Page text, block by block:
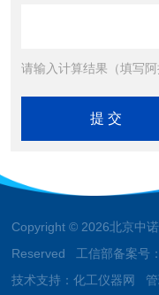
请输入计算结果（填写
Copyright © 2026北京中
Reserved 工信部备案号：
技术支持：化工仪器网